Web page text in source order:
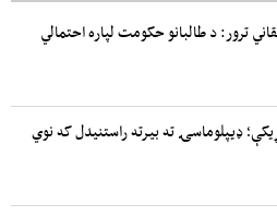
ترور: د طالبانو حکومت لپاره احتمالي
ډیپلوماسۍ ته بیرته راستنیدل که نوي